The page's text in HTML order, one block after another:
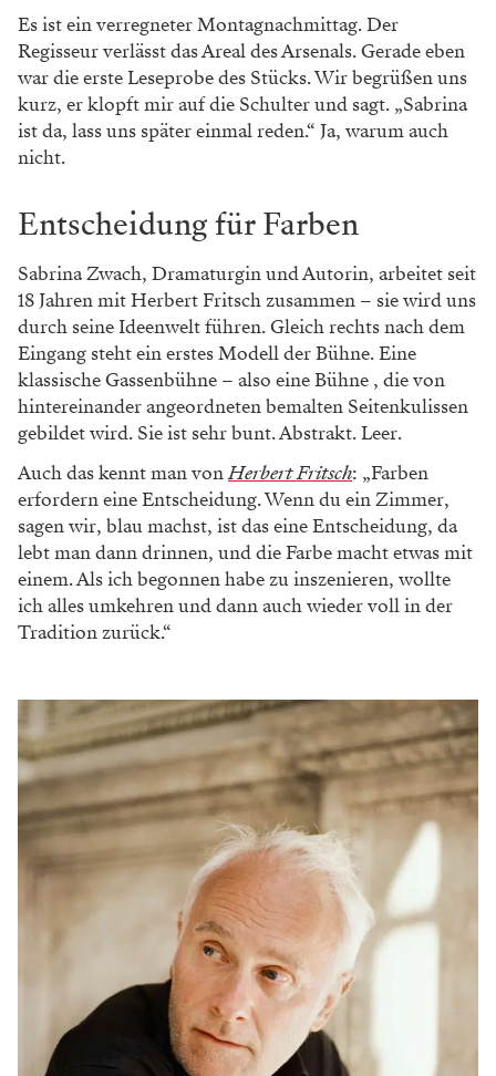
Es ist ein verregneter Montagnachmittag. Der
Regisseur verlässt das Areal des Arsenals. Gerade eben
war die erste Leseprobe des Stücks. Wir begrüßen uns
kurz, er klopft mir auf die Schulter und sagt. „Sabrina
ist da, lass uns später einmal reden.“ Ja, warum auch
nicht.
Entscheidung für Farben
Sabrina Zwach, Dramaturgin und Autorin, arbeitet seit
18 Jahren mit Herbert Fritsch zusammen – sie wird uns
durch seine Ideenwelt führen. Gleich rechts nach dem
Eingang steht ein erstes Modell der Bühne. Eine
klassische Gassenbühne – also eine Bühne , die von
hintereinander angeordneten bemalten Seitenkulissen
gebildet wird. Sie ist sehr bunt. Abstrakt. Leer.
Auch das kennt man vonHerbert Fritsch: „Farben
erfordern eine Entscheidung. Wenn du ein Zimmer,
sagen wir, blau machst, ist das eine Entscheidung, da
lebt man dann drinnen, und die Farbe macht etwas mit
einem. Als ich begonnen habe zu inszenieren, wollte
ich alles umkehren und dann auch wieder voll in der
Tradition zurück.“